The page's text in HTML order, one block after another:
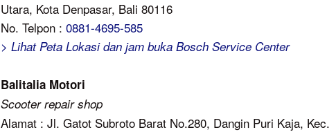
Utara, Kota Denpasar, Bali 80116
No. Telpon : 0881-4695-585
> Lihat Peta Lokasi dan jam buka Bosch Service Center
Balitalia Motori
Scooter repair shop
Alamat : Jl. Gatot Subroto Barat No.280, Dangin Puri Kaja, Kec.